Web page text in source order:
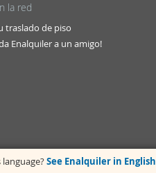
la red
traslado de piso
Enalquiler a un amigo!
See Enalquiler in English